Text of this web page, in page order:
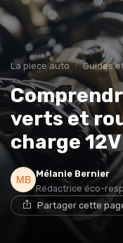
La piece auto Guides
verts et
charge 12V
Mélanie Bernier
Rédactrice éco-
Partager cette